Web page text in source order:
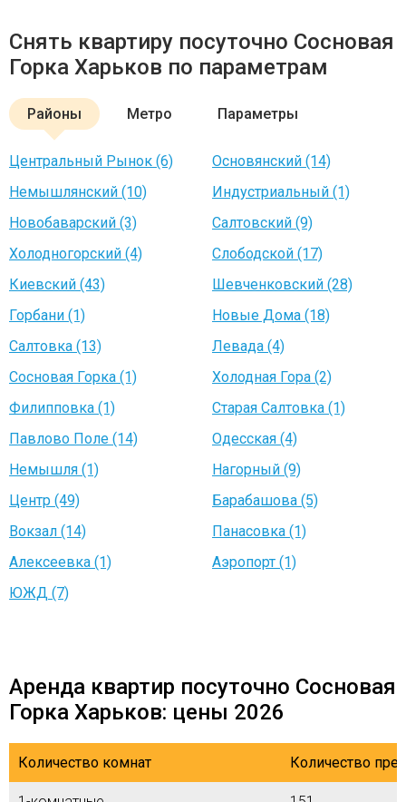
Снять квартиру посуточно Сосновая
Горка Харьков по параметрам
Районы Метро Параметры
Центральный Рынок (6)
Основянский (14)
Немышлянский (10)
Индустриальный (1)
Новобаварский (3)
Салтовский (9)
Холодногорский (4)
Слободской (17)
Киевский (43)
Шевченковский (28)
Горбани (1)
Новые Дома (18)
Салтовка (13)
Левада (4)
Сосновая Горка (1)
Холодная Гора (2)
Филипповка (1)
Старая Салтовка (1)
Павлово Поле (14)
Одесская (4)
Немышля (1)
Нагорный (9)
Центр (49)
Барабашова (5)
Вокзал (14)
Панасовка (1)
Алексеевка (1)
Аэропорт (1)
ЮЖД (7)
Аренда квартир посуточно Сосновая
Горка Харьков: цены 2026
Количество комнат Количество